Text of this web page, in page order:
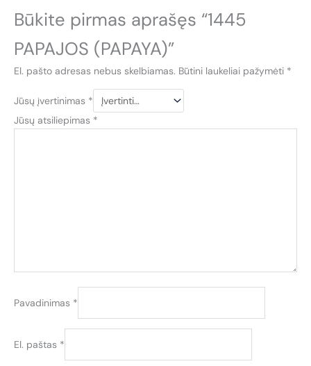
Būkite pirmas aprašęs “1445
PAPAJOS (PAPAYA)”
El. pašto adresas nebus skelbiamas. Būtini laukeliai pažymėti *
Jūsų įvertinimas *
Jūsų atsiliepimas *
Pavadinimas *
El. paštas *